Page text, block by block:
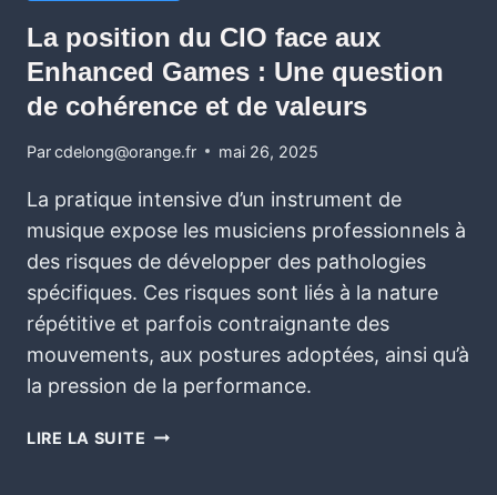
La position du CIO face aux
Enhanced Games : Une question
de cohérence et de valeurs
Parcdelong@orange.fr mai 26, 2025
La pratique intensive d’un instrument de
musique expose les musiciens professionnels à
des risques de développer des pathologies
spécifiques. Ces risques sont liés à la nature
répétitive et parfois contraignante des
mouvements, aux postures adoptées, ainsi qu’à
la pression de la performance.
LIRE LA SUITE